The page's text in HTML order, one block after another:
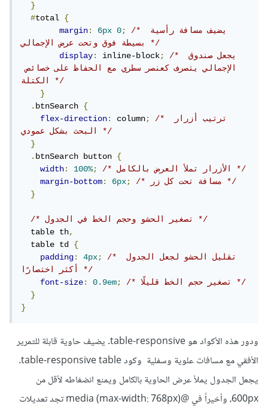
}
#total {
margin: 6px 0;
/* يضيف مسافة رأسية
بسيطة فوق وتحت عرض الإجمالي */
display: inline-block;
/* يجعل صندوق
الإجمالي يتصرف كعنصر سطري مع الحفاظ على خصائص
الكتلة */
}
.btnSearch {
flex-direction: column;
/* ترتيب أزرار
البحث بشكل عمودي */
}
.btnSearch button {
width: 100%;
/* الأزرار تملأ العرض بالكامل */
margin-bottom: 6px;
/* مسافة تحت كل زر */
}
/* تصغير الحشو وحجم الخط في الجدول */
  table th
,
  table td
{
padding: 4px;
/* تقليل الحشو لجعل الجدول
أكثر اختصارًا */
font-size: 0.9em;
/* تصغير حجم الخط قليلًا */
}
}
ودور هذه الأكواد هو table-responsive. يضيف حاوية قابلة للتمرير
الأفقي مع مسافات علوية وسفلية وكود table-responsive table.
يجعل الجدول يملأ عرض الحاوية بالكامل ويمنع انضغاطه لأقل من
600px، وأخيراً في @media (max-width: 768px) تجد تعديلات